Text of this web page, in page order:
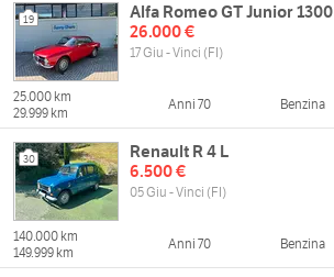
19
Alfa Romeo GT Junior 1300
26.000 €
17 Giu - Vinci (FI)
25.000 km
29.999 km
Anni 70 Benzina
30
Renault R 4 L
6.500 €
05 Giu - Vinci (FI)
140.000 km
149.999 km
Anni 70 Benzina